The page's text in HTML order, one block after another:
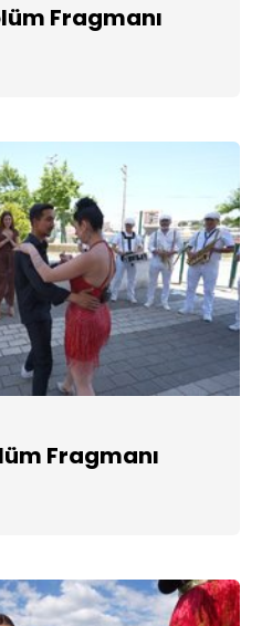
Fragmanı
Fragmanı